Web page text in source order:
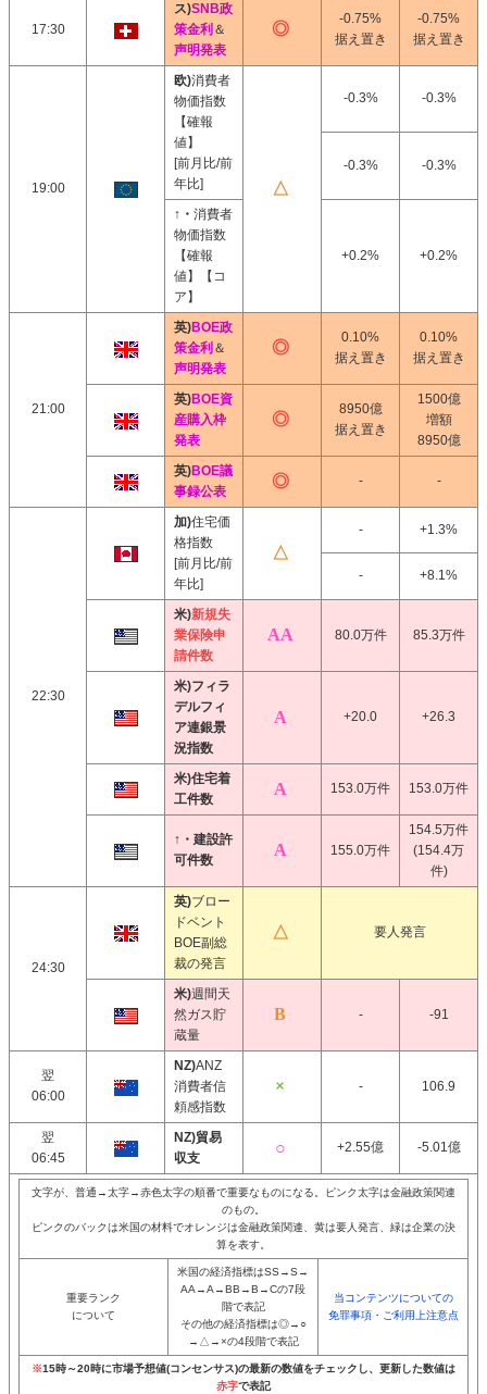
17:30
ス)SNB政
策金利 ＆
声明発表
-0.75%
据え置き
-0.75%
据え置き
19:00
欧)消費者
物価指数
【確報
値】
[前月比/前
年比]
-0.3% -0.3%
-0.3% -0.3%
↑・ 消費者
物価指数
【確報
値】【コ
ア】
+0.2% +0.2%
21:00
英)BOE政
策金利 ＆
声明発表
0.10%
据え置き
0.10%
据え置き
英)BOE資
産購入枠
発表
8950億
据え置き
1500億
増額
8950億
英)BOE議
事録公表
- -
22:30
加)住宅価
格指数
[前月比/前
年比]
- +1.3%
- +8.1%
米)新規失
業保険申
請件数
80.0万件 85.3万件
米)フィラ
デルフィ
ア連銀景
況指数
+20.0 +26.3
米)住宅着
工件数
153.0万件 153.0万件
↑・建設許
可件数
155.0万件
154.5万件
(154.4万
件)
24:30
英)ブロー
ドベント
BOE副総
裁の発言
要人発言
米)週間天
然ガス貯
蔵量
- -91
翌
06:00
NZ)ANZ
消費者信
頼感指数
- 106.9
翌
06:45
NZ)貿易
収支
+2.55億 -5.01億
文字が、普通→太字→赤色太字の順番で重要なものになる。ピンク太字は金融政策関連
のもの。
ピンクのバックは米国の材料でオレンジは金融政策関連、黄は要人発言、緑は企業の決
算を表す。
重要ランク
について
米国の経済指標はSS→S→
AA→A→BB→B→Cの7段
階で表記
その他の経済指標は◎→○
→△→×の4段階で表記
当コンテンツについての
免罪事項・ご利用上注意点
※15時～20時に市場予想値(コンセンサス)の最新の数値をチェックし、更新した数値は
赤字で表記